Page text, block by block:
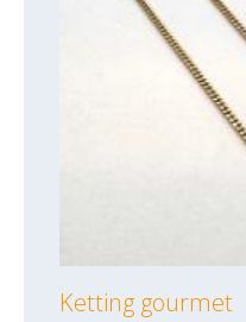
Ketting gourmet